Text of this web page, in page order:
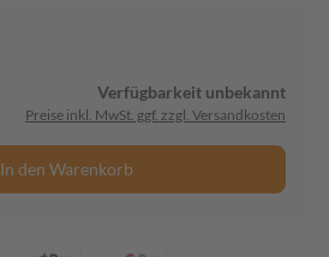
Verfügbarkeit unbekannt
Preise inkl. MwSt. ggf. zzgl. Versandkosten
In den Warenkorb